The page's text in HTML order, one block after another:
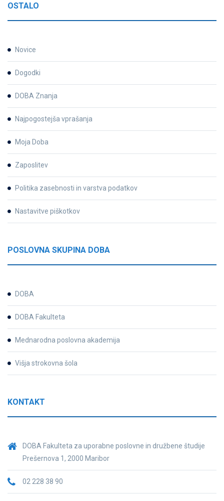
OSTALO
Novice
Dogodki
DOBA Znanja
Najpogostejša vprašanja
Moja Doba
Zaposlitev
Politika zasebnosti in varstva podatkov
Nastavitve piškotkov
POSLOVNA SKUPINA DOBA
DOBA
DOBA Fakulteta
Mednarodna poslovna akademija
Višja strokovna šola
KONTAKT
DOBA Fakulteta za uporabne poslovne in družbene študije
Prešernova 1, 2000 Maribor
02 228 38 90